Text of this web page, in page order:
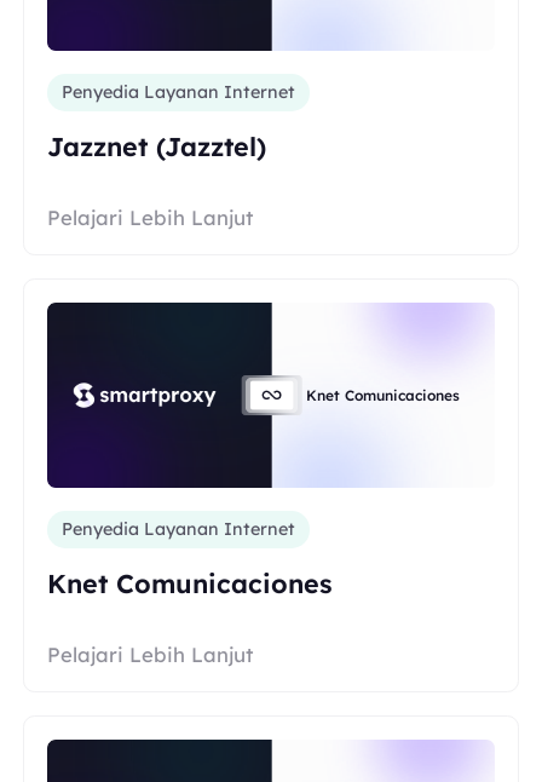
Penyedia Layanan Internet
Jazznet (Jazztel)
Pelajari Lebih Lanjut
Knet Comunicaciones
Penyedia Layanan Internet
Knet Comunicaciones
Pelajari Lebih Lanjut